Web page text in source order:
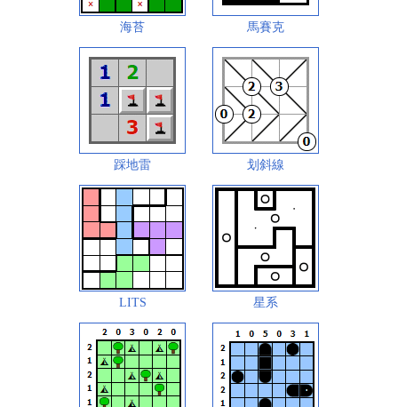
海苔 馬賽克
踩地雷 划斜線
LITS 星系